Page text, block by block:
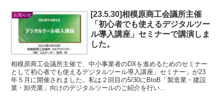
お知らせ
[23.5.30]相模原商工会議所主催
「初心者でも使えるデジタルツー
ル導入講座」セミナーで講演しま
した。
相模原商工会議所主催で、中小事業者のDXを進めるためのセミナー
として初心者でも使えるデジタルツール導入講座」セミナー」が23
年５月に開催されました。私は２回目の5/30にBtoB「製造業・建設
業・卸売業」向けのデジタルツールのご紹介を行い...